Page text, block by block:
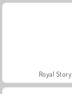
Royal Story